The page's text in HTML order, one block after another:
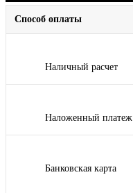
Способ оплаты
Наличный расчет
Наложенный платеж
Банковская карта